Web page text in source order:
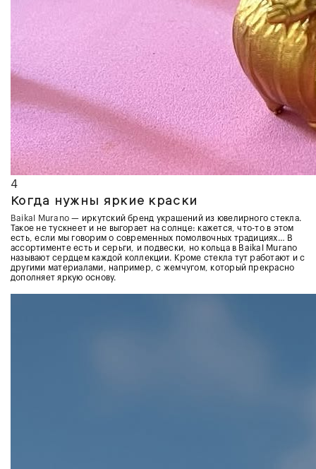
4
Когда нужны яркие краски
Baikal Murano — иркутский бренд украшений из ювелирного стекла.
Такое не тускнеет и не выгорает на солнце: кажется, что-то в этом
есть, если мы говорим о современных помолвочных традициях… В
ассортименте есть и серьги, и подвески, но кольца в Baikal Murano
называют сердцем каждой коллекции. Кроме стекла тут работают и с
другими материалами, например, с жемчугом, который прекрасно
дополняет яркую основу.